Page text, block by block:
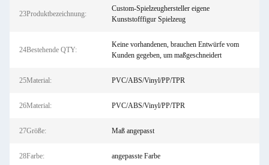
23Produktbezeichnung:
Custom-Spielzeughersteller eigene
Kunststofffigur Spielzeug
24Bestehende QTY:
Keine vorhandenen, brauchen Entwürfe vom
Kunden gegeben, um maßgeschneidert
25Material: PVC/ABS/Vinyl/PP/TPR
26Material: PVC/ABS/Vinyl/PP/TPR
27Größe: Maß angepasst
28Farbe: angepasste Farbe